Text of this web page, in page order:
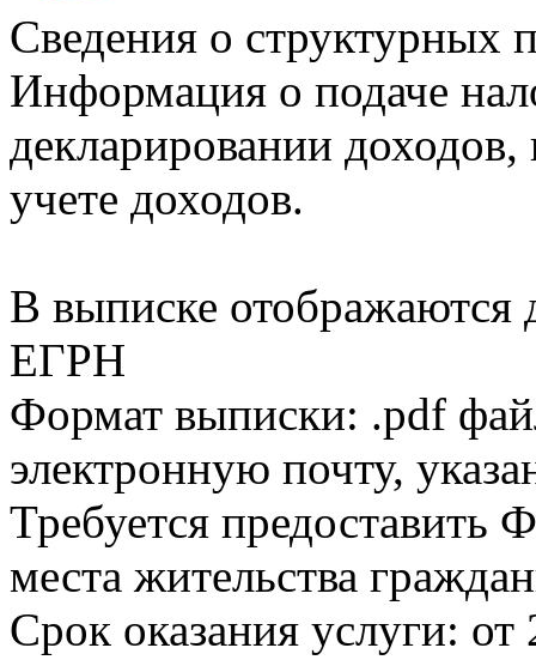
Сведения о структурных
Информация о подаче
декларировании доходов,
учете доходов.
В выписке
ЕГРН
Формат выписки: .pdf
электронную почту,
Требуется
места жительства
Срок оказания услуги: от